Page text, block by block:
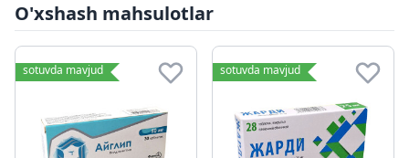
O'xshash mahsulotlar
sotuvda mavjud sotuvda mavjud